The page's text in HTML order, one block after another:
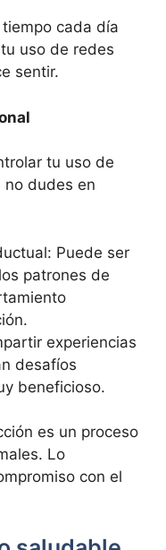
cada día
uso de redes
sentir.
tu uso de
no dudes en
Puede ser
patrones de
experiencias
desafíos
beneficioso.
es un proceso
Lo
con el